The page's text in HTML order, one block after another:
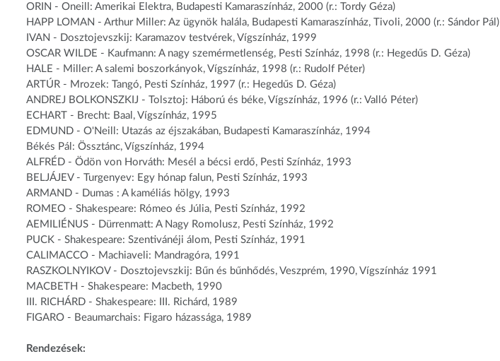
ORIN - Oneill: Amerikai Elektra, Budapesti Kamaraszínház, 2000 (r.: Tordy Géza)
HAPP LOMAN - Arthur Miller: Az ügynök halála, Budapesti Kamaraszínház, Tivoli, 2000 (r.: Sándor Pál)
IVAN - Dosztojevszkij: Karamazov testvérek, Vígszínház, 1999
OSCAR WILDE - Kaufmann: A nagy szemérmetlenség, Pesti Színház, 1998 (r.: Hegedűs D. Géza)
HALE - Miller: A salemi boszorkányok, Vígszínház, 1998 (r.: Rudolf Péter)
ARTÚR - Mrozek: Tangó, Pesti Színház, 1997 (r.: Hegedűs D. Géza)
ANDREJ BOLKONSZKIJ - Tolsztoj: Háború és béke, Vígszínház, 1996 (r.: Valló Péter)
ECHART - Brecht: Baal, Vígszínház, 1995
EDMUND - O'Neill: Utazás az éjszakában, Budapesti Kamaraszínház, 1994
Békés Pál: Össztánc, Vígszínház, 1994
ALFRÉD - Ödön von Horváth: Mesél a bécsi erdő, Pesti Színház, 1993
BELJÁJEV - Turgenyev: Egy hónap falun, Pesti Színház, 1993
ARMAND - Dumas : A kaméliás hölgy, 1993
ROMEO - Shakespeare: Rómeo és Júlia, Pesti Színház, 1992
AEMILIÉNUS - Dürrenmatt: A Nagy Romolusz, Pesti Színház, 1992
PUCK - Shakespeare: Szentivánéji álom, Pesti Színház, 1991
CALIMACCO - Machiaveli: Mandragóra, 1991
RASZKOLNYIKOV - Dosztojevszkij: Bűn és bűnhődés, Veszprém, 1990, Vígszínház 1991
MACBETH - Shakespeare: Macbeth, 1990
III. RICHÁRD - Shakespeare: III. Richárd, 1989
FIGARO - Beaumarchais: Figaro házassága, 1989
Rendezések: